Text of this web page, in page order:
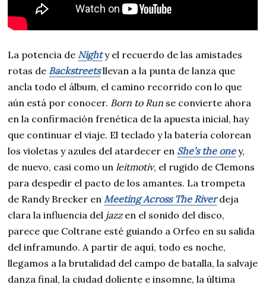
La potencia de Nighty el recuerdo de las amistades
rotas de Backstreetsllevan a la punta de lanza que
ancla todo el álbum, el camino recorrido con lo que
aún está por conocer. Born to Run se convierte ahora
en la confirmación frenética de la apuesta inicial, hay
que continuar el viaje. El teclado y la batería colorean
los violetas y azules del atardecer en She’s the oney,
de nuevo, casi como un leitmotiv, el rugido de Clemons
para despedir el pacto de los amantes. La trompeta
de Randy Brecker en Meeting Across The Riverdeja
clara la influencia del jazzen el sonido del disco,
parece que Coltrane esté guiando a Orfeo en su salida
del inframundo. A partir de aquí, todo es noche,
llegamos a la brutalidad del campo de batalla, la salvaje
danza final, la ciudad doliente e insomne, la última